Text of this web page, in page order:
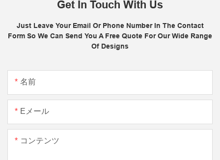
Get In Touch With Us
Just Leave Your Email Or Phone Number In The Contact
Form So We Can Send You A Free Quote For Our Wide Range
Of Designs
名前
Eメール
コンテンツ